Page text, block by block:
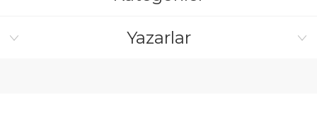
Yazarlar